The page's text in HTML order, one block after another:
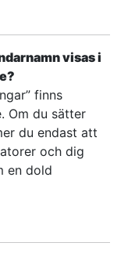
visas i
finns
Om du sätter
du endast att
och dig
en dold